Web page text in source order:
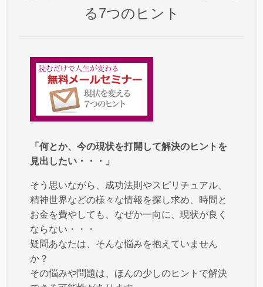
る7つのヒント
「何とか、今の現状を打開して解決のヒントを
見出したい・・・」
そう思いながら、成功法則やスピリチュアル、
精神世界などの様々な情報を探し求め、時間と
お金を費やしても、なぜか一向に、現状が良く
ならない・・・
疑問あなたは、そんな悩みを抱えていません
か？
その悩みや問題は、ほんの少しのヒントで解決